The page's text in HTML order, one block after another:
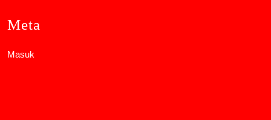
Meta
Masuk